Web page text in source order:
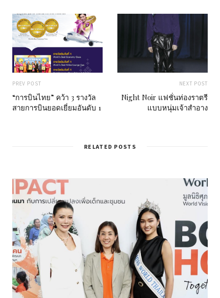
PREV POST
“การบินไทย” คว้า 3 รางวัล
สายการบินยอดเยี่ยมอันดับ 1
NEXT POST
Night Noir แฟชั่นท่องราตรี
แบบหนุ่มเจ้าสำอาง
RELATED POSTS